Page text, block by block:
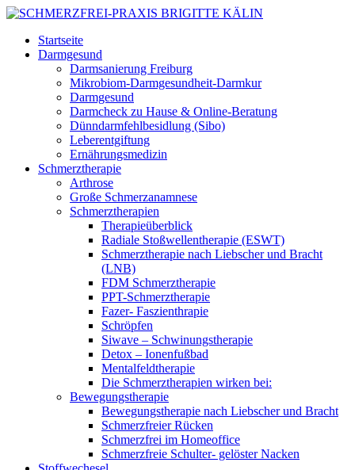
Startseite
Darmgesund
Darmsanierung Freiburg
Mikrobiom-Darmgesundheit-Darmkur
Darmgesund
Darmcheck zu Hause & Online-Beratung
Dünndarmfehlbesidlung (Sibo)
Leberentgiftung
Ernährungsmedizin
Schmerztherapie
Arthrose
Große Schmerzanamnese
Schmerztherapien
Therapieüberblick
Radiale Stoßwellentherapie (ESWT)
Schmerztherapie nach Liebscher und Bracht
(LNB)
FDM Schmerztherapie
PPT-Schmerztherapie
Fazer- Faszienthrapie
Schröpfen
Siwave – Schwinungstherapie
Detox – Ionenfußbad
Mentalfeldtherapie
Die Schmerztherapien wirken bei:
Bewegungstherapie
Bewegungstherapie nach Liebscher und Bracht
Schmerzfreier Rücken
Schmerzfrei im Homeoffice
Schmerzfreie Schulter- gelöster Nacken